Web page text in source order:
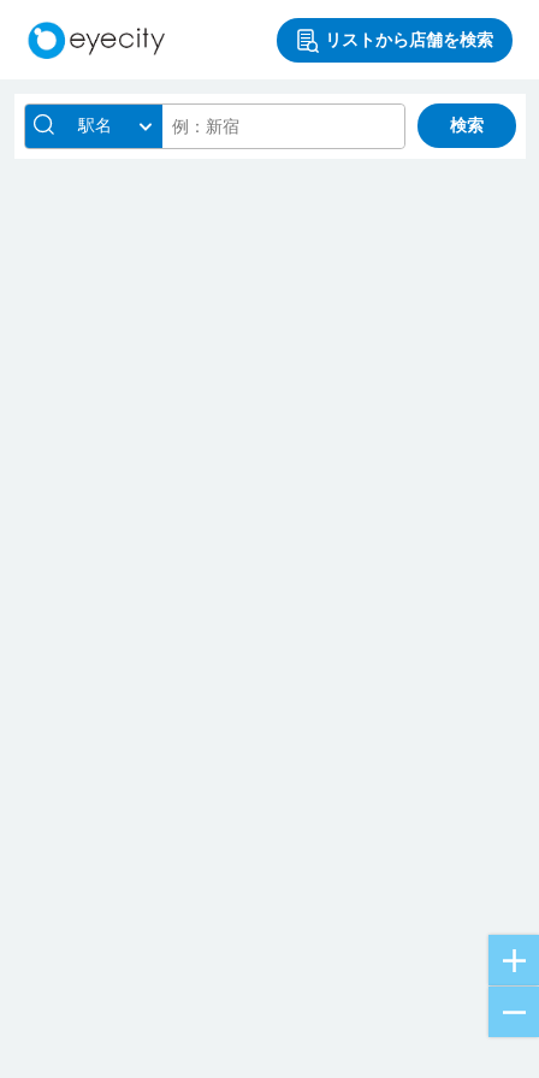
リストから店舗を検索
駅名 検索